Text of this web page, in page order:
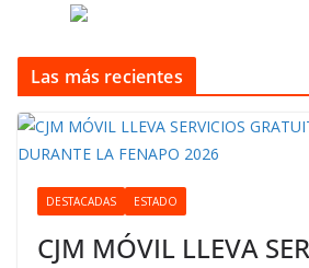
Las más recientes
DESTACADAS ESTADO
CJM MÓVIL LLEVA